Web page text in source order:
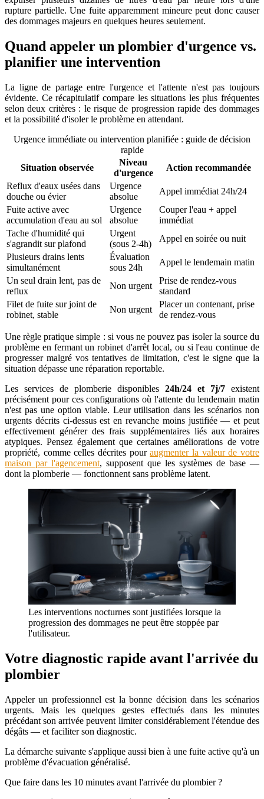
rupture partielle. Une fuite apparemment mineure peut donc causer
des dommages majeurs en quelques heures seulement.
Quand appeler un plombier d'urgence vs.
planifier une intervention
La ligne de partage entre l'urgence et l'attente n'est pas toujours
évidente. Ce récapitulatif compare les situations les plus fréquentes
selon deux critères : le risque de progression rapide des dommages
et la possibilité d'isoler le problème en attendant.
Urgence immédiate ou intervention planifiée : guide de décision
rapide
Situation observée
Niveau
d'urgence
Action recommandée
Reflux d'eaux usées dans
douche ou évier
Urgence
absolue
Appel immédiat 24h/24
Fuite active avec
accumulation d'eau au sol
Urgence
absolue
Couper l'eau + appel
immédiat
Tache d'humidité qui
s'agrandit sur plafond
Urgent
(sous 2-4h)
Appel en soirée ou nuit
Plusieurs drains lents
simultanément
Évaluation
sous 24h
Appel le lendemain matin
Un seul drain lent, pas de
reflux
Non urgent
Prise de rendez-vous
standard
Filet de fuite sur joint de
robinet, stable
Non urgent
Placer un contenant, prise
de rendez-vous
Une règle pratique simple : si vous ne pouvez pas isoler la source du
problème en fermant un robinet d'arrêt local, ou si l'eau continue de
progresser malgré vos tentatives de limitation, c'est le signe que la
situation dépasse une réparation reportable.
Les services de plomberie disponibles 24h/24 et 7j/7 existent
précisément pour ces configurations où l'attente du lendemain matin
n'est pas une option viable. Leur utilisation dans les scénarios non
urgents décrits ci-dessus est en revanche moins justifiée — et peut
effectivement générer des frais supplémentaires liés aux horaires
atypiques. Pensez également que certaines améliorations de votre
propriété, comme celles décrites pouraugmenter la valeur de votre
maison par l'agencement, supposent que les systèmes de base —
dont la plomberie — fonctionnent sans problème latent.
Les interventions nocturnes sont justifiées lorsque la
progression des dommages ne peut être stoppée par
l'utilisateur.
Votre diagnostic rapide avant l'arrivée du
plombier
Appeler un professionnel est la bonne décision dans les scénarios
urgents. Mais les quelques gestes effectués dans les minutes
précédant son arrivée peuvent limiter considérablement l'étendue des
dégâts — et faciliter son diagnostic.
La démarche suivante s'applique aussi bien à une fuite active qu'à un
problème d'évacuation généralisé.
Que faire dans les 10 minutes avant l'arrivée du plombier ?